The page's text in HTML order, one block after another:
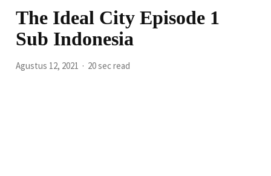
The Ideal City Episode 1
Sub Indonesia
Agustus 12, 2021 20 sec read